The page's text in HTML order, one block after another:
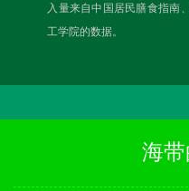
入量来自中国居民膳食指南
工学院的数据。
海